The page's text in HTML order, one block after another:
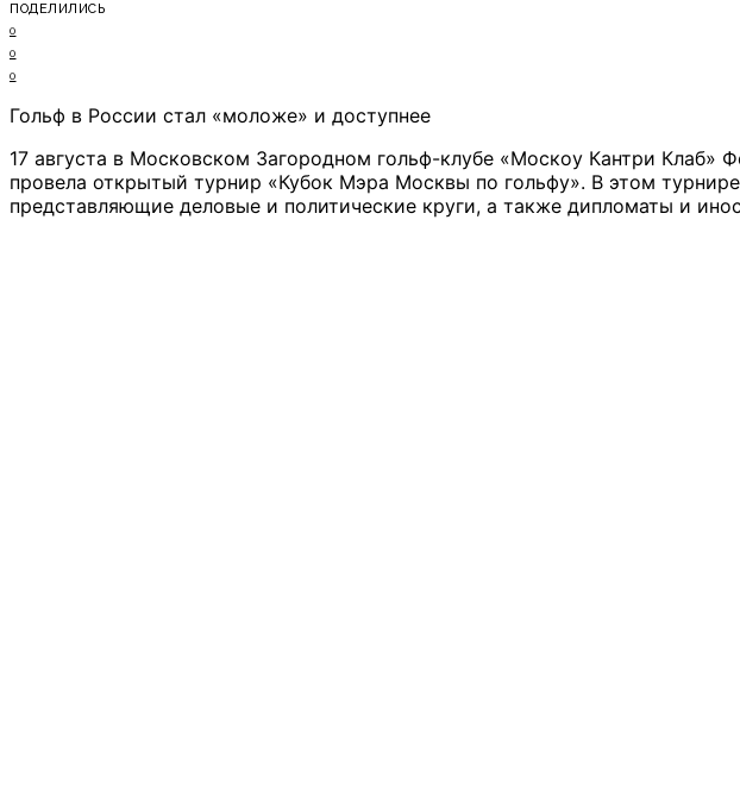
ПОДЕЛИЛИСЬ
0
0
0
Гольф в России стал «моложе» и доступнее
17 августа в Московском Загородном гольф-клубе «Москоу Кантри
провела открытый турнир «Кубок Мэра Москвы по гольфу». В этом
представляющие деловые и политические круги, а также дипломаты и